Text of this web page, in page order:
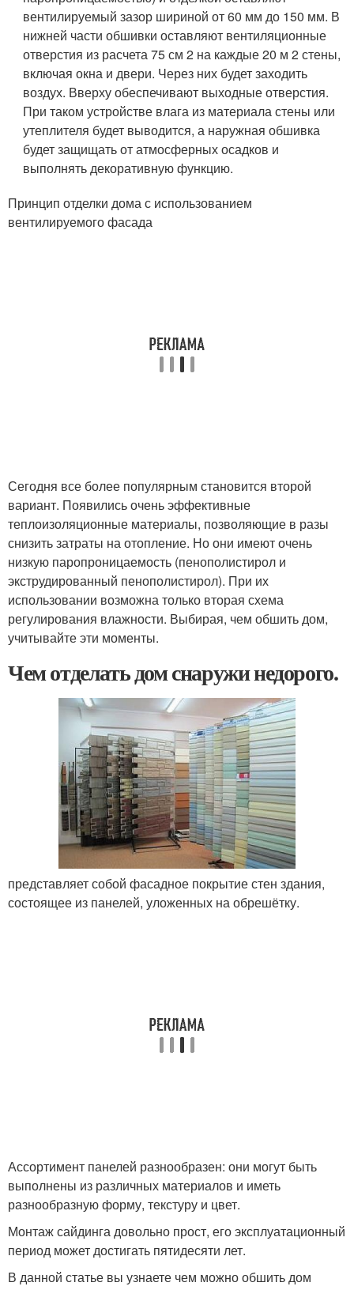
вентилируемый зазор шириной от 60 мм до 150 мм. В
нижней части обшивки оставляют вентиляционные
отверстия из расчета 75 см 2 на каждые 20 м 2 стены,
включая окна и двери. Через них будет заходить
воздух. Вверху обеспечивают выходные отверстия.
При таком устройстве влага из материала стены или
утеплителя будет выводится, а наружная обшивка
будет защищать от атмосферных осадков и
выполнять декоративную функцию.
Принцип отделки дома с использованием
вентилируемого фасада
Сегодня все более популярным становится второй
вариант. Появились очень эффективные
теплоизоляционные материалы, позволяющие в разы
снизить затраты на отопление. Но они имеют очень
низкую паропроницаемость (пенополистирол и
экструдированный пенополистирол). При их
использовании возможна только вторая схема
регулирования влажности. Выбирая, чем обшить дом,
учитывайте эти моменты.
Чем отделать дом снаружи недорого.
представляет собой фасадное покрытие стен здания,
состоящее из панелей, уложенных на обрешётку.
Ассортимент панелей разнообразен: они могут быть
выполнены из различных материалов и иметь
разнообразную форму, текстуру и цвет.
Монтаж сайдинга довольно прост, его эксплуатационный
период может достигать пятидесяти лет.
В данной статье вы узнаете чем можно обшить дом